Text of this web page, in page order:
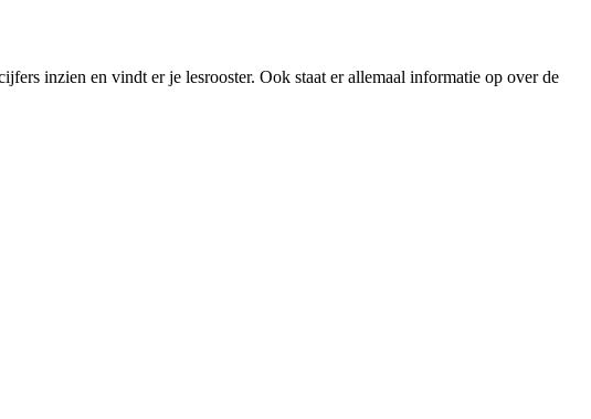
inzien en vindt er je lesrooster. Ook staat er allemaal informatie op over de